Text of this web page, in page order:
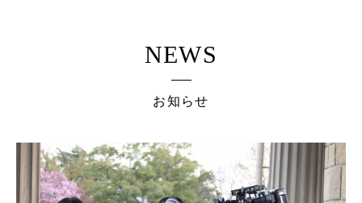
NEWS
お知らせ